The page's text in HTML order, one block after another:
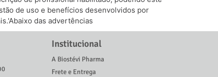
de uso e benefícios desenvolvidos por
das advertências
Institucional
A Biostévi Pharma
Frete e Entrega